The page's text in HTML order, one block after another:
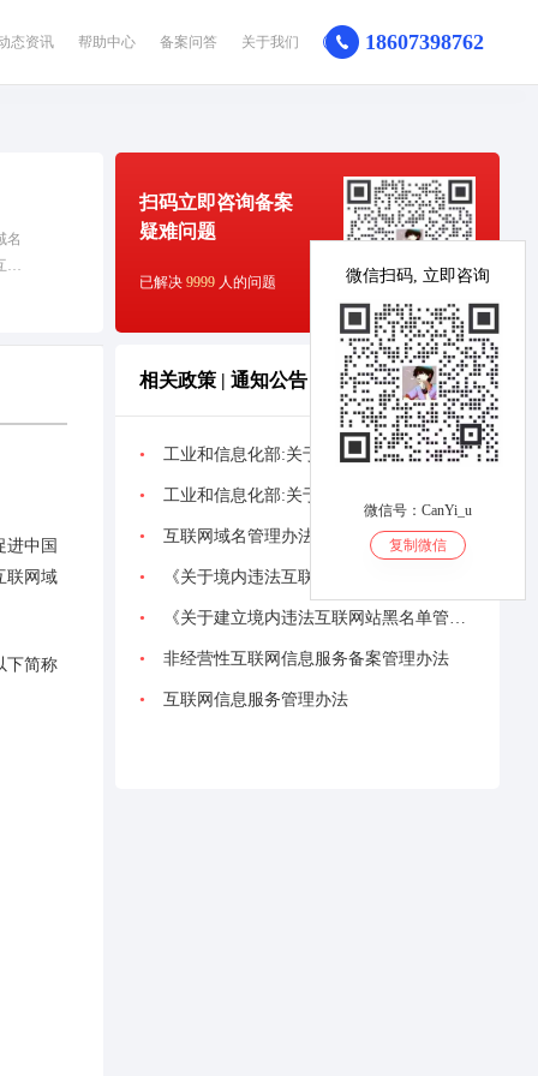
态资讯 帮助中心 备案问答 关于我们 18607398762
名
联
进中国
联网域
下简称
扫码立即咨询备案
疑难问题
已解决 9999 人的问题
相关政策 | 通知公告
• 工业和信息化部:关于开展互联网信息服务备案用户真实身份信息电子化核验试点工作的通知
•
• 互联网域名管理办法
•
• 《关于建立境内违法互联网站黑名单管理制度的通知》（工信部联电管[2009]371号）
• 非经营性互联网信息服务备案管理办法
• 互联网信息服务管理办法
微信扫码, 立即咨询
微信号：CanYi_u
复制微信